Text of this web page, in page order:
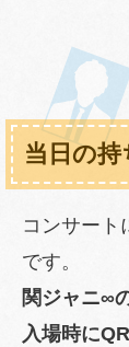
当日の持
コンサート
です。
関ジャニ∞
入場時に